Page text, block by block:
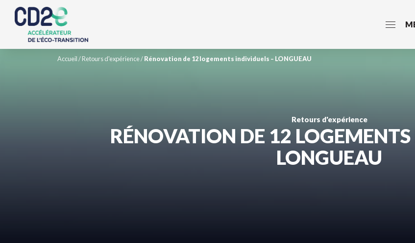
Accueil/Retours d'expérience/Rénovation de 12 logements individuels – LONGUEAU
Retours d'expérience
RÉNOVATION DE 12
LONGUEAU